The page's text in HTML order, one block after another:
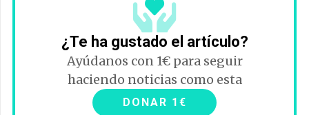
¿Te ha gustado el artículo?
Ayúdanos con 1€ para seguir
haciendo noticias como esta
DONAR 1€